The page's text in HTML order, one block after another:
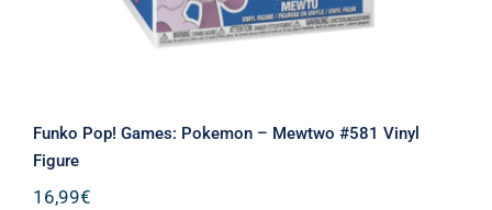
Funko Pop! Games: Pokemon – Mewtwo #581 Vinyl
Figure
16,99€